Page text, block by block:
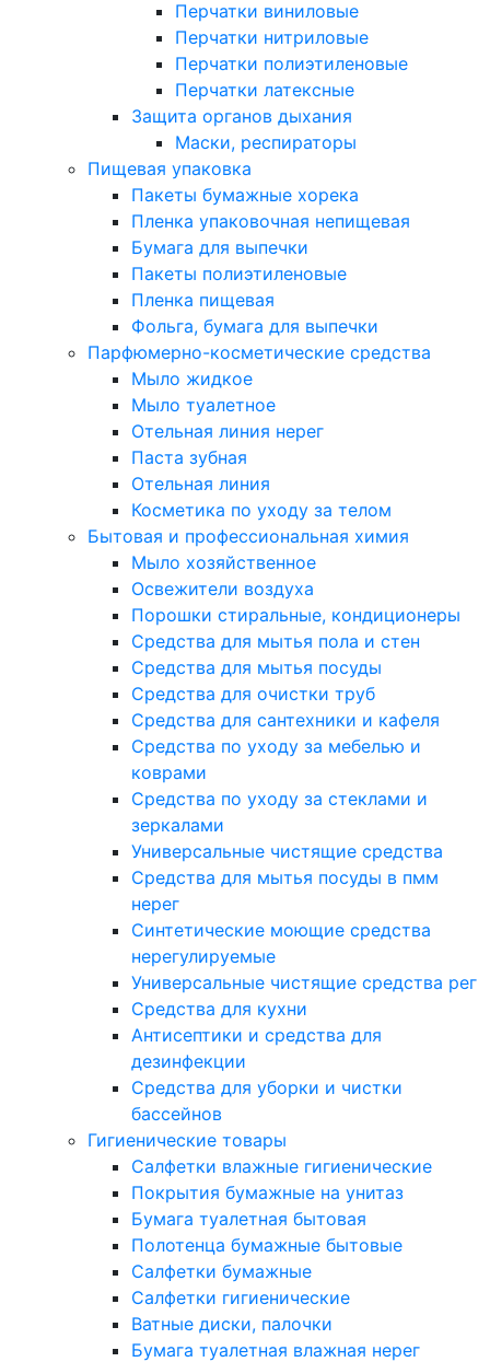
Перчатки виниловые
Перчатки нитриловые
Перчатки полиэтиленовые
Перчатки латексные
Защита органов дыхания
Маски, респираторы
Пищевая упаковка
Пакеты бумажные хорека
Пленка упаковочная непищевая
Бумага для выпечки
Пакеты полиэтиленовые
Пленка пищевая
Фольга, бумага для выпечки
Парфюмерно-косметические средства
Мыло жидкое
Мыло туалетное
Отельная линия нерег
Паста зубная
Отельная линия
Косметика по уходу за телом
Бытовая и профессиональная химия
Мыло хозяйственное
Освежители воздуха
Порошки стиральные, кондиционеры
Средства для мытья пола и стен
Средства для мытья посуды
Средства для очистки труб
Средства для сантехники и кафеля
Средства по уходу за мебелью и
коврами
Средства по уходу за стеклами и
зеркалами
Универсальные чистящие средства
Средства для мытья посуды в пмм
нерег
Синтетические моющие средства
нерегулируемые
Универсальные чистящие средства рег
Средства для кухни
Антисептики и средства для
дезинфекции
Средства для уборки и чистки
бассейнов
Гигиенические товары
Салфетки влажные гигиенические
Покрытия бумажные на унитаз
Бумага туалетная бытовая
Полотенца бумажные бытовые
Салфетки бумажные
Салфетки гигиенические
Ватные диски, палочки
Бумага туалетная влажная нерег